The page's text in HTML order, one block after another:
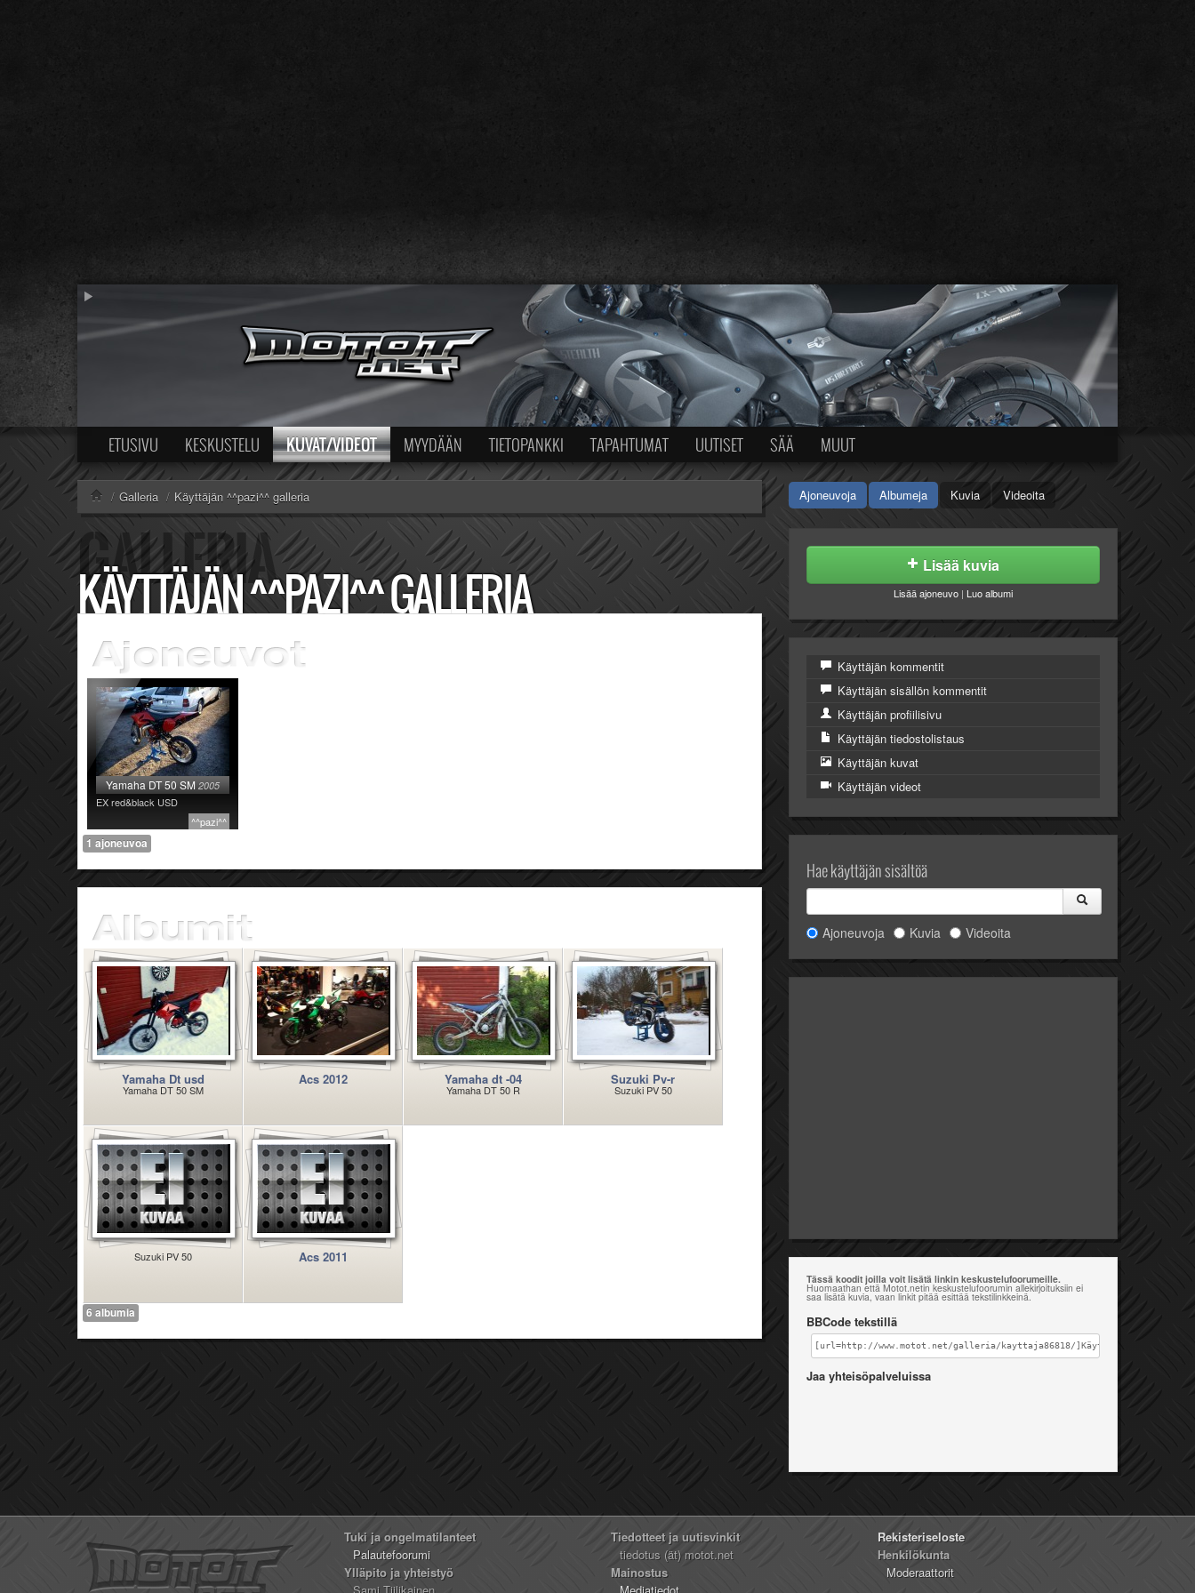
ETUSIVU KESKUSTELU KUVAT/VIDEOT MYYDÄÄN TIETOPANKKI TAPAHTUMAT UUTISET SÄÄ MUUT
/ Galleria / Käyttäjän ^^pazi^^ galleria
KÄYTTÄJÄN ^^PAZI^^ GALLERIA
Yamaha DT 50 SM2005
EX red&black USD
^^pazi^^
1 ajoneuvoa
Yamaha Dt usd
Yamaha DT 50 SM
Acs 2012 Yamaha dt -04
Yamaha DT 50 R
Suzuki Pv-r
Suzuki PV 50
Suzuki PV 50 Acs 2011
6 albumia
Ajoneuvoja Albumeja Kuvia Videoita
Lisää kuvia
Lisää ajoneuvo | Luo albumi
Käyttäjän kommentit
Käyttäjän sisällön kommentit
Käyttäjän profiilisivu
Käyttäjän tiedostolistaus
Käyttäjän kuvat
Käyttäjän videot
Hae käyttäjän sisältöä
Ajoneuvoja Kuvia Videoita
Tässä koodit joilla voit lisätä linkin keskustelufoorumeille.
Huomaathan että Motot.netin keskustelufoorumin allekirjoituksiin ei
saa lisätä kuvia, vaan linkit pitää esittää tekstilinkkeinä.
BBCode tekstillä
[url=http://www.motot.net/galleria/kayttaja86818/]Käyttäjän ^^pazi^^
Jaa yhteisöpalveluissa
Tuki ja ongelmatilanteet
Palautefoorumi
Ylläpito ja yhteistyö
Tiedotteet ja uutisvinkit
tiedotus (ät) motot.net
Mainostus
Rekisteriseloste
Henkilökunta
Moderaattorit